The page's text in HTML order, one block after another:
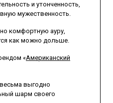
и утонченность,
мужественность.
комфортную ауру,
как можно дольше.
«Американский
выгодно
шарм своего